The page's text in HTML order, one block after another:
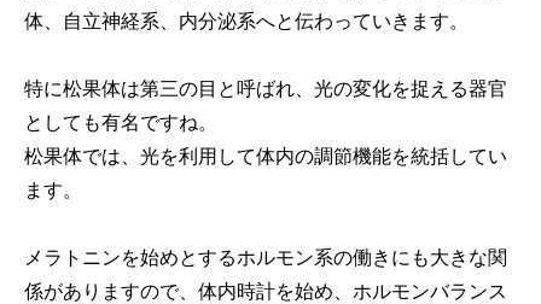
体、自立神経系、内分泌系へと伝わっていきます。
特に松果体は第三の目と呼ばれ、光の変化を捉える器官
としても有名ですね。
松果体では、光を利用して体内の調節機能を統括してい
ます。
メラトニンを始めとするホルモン系の働きにも大きな関
係がありますので、体内時計を始め、ホルモンバランス